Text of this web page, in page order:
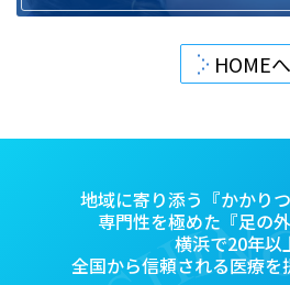
HOMEへ
地域に寄り添う『かかり
専門性を極めた『足の
横浜で20年以
全国から信頼される医療を